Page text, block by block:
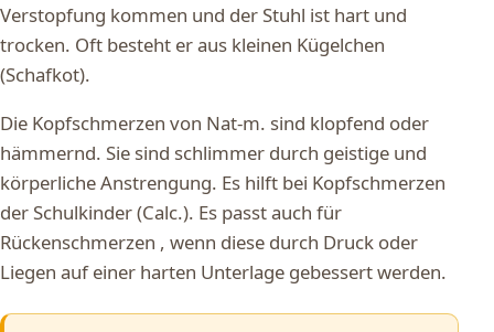
Verstopfung kommen und der Stuhl ist hart und
trocken. Oft besteht er aus kleinen Kügelchen
(Schafkot).
Die Kopfschmerzen von Nat-m. sind klopfend oder
hämmernd. Sie sind schlimmer durch geistige und
körperliche Anstrengung. Es hilft bei Kopfschmerzen
der Schulkinder (Calc.). Es passt auch für
Rückenschmerzen , wenn diese durch Druck oder
Liegen auf einer harten Unterlage gebessert werden.